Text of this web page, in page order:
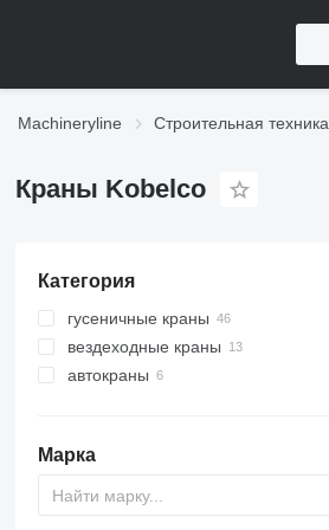
Machineryline Строительная техника
Краны Kobelco
Категория
гусеничные краны
вездеходные краны
автокраны
Марка